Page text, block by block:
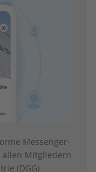
Messenger-
allen Mitgliedern
(DGG)